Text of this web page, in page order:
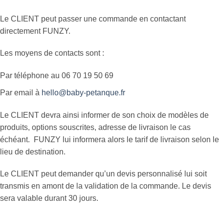
Le CLIENT peut passer une commande en contactant
directement FUNZY.
Les moyens de contacts sont :
Par téléphone au 06 70 19 50 69
Par email à hello@baby-petanque.fr
Le CLIENT devra ainsi informer de son choix de modèles de
produits, options souscrites, adresse de livraison le cas
échéant. FUNZY lui informera alors le tarif de livraison selon le
lieu de destination.
Le CLIENT peut demander qu’un devis personnalisé lui soit
transmis en amont de la validation de la commande. Le devis
sera valable durant 30 jours.